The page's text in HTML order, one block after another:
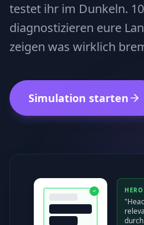
testet ihr im Dunkeln.
diagnostizieren eure
zeigen was wirklich
Simulation starten
✓